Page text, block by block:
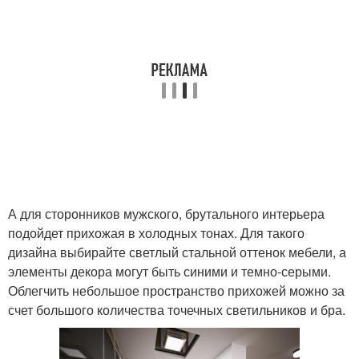
А для сторонников мужского, брутального интерьера
подойдет прихожая в холодных тонах. Для такого
дизайна выбирайте светлый стальной оттенок мебели, а
элементы декора могут быть синими и темно-серыми.
Облегчить небольшое пространство прихожей можно за
счет большого количества точечных светильников и бра.